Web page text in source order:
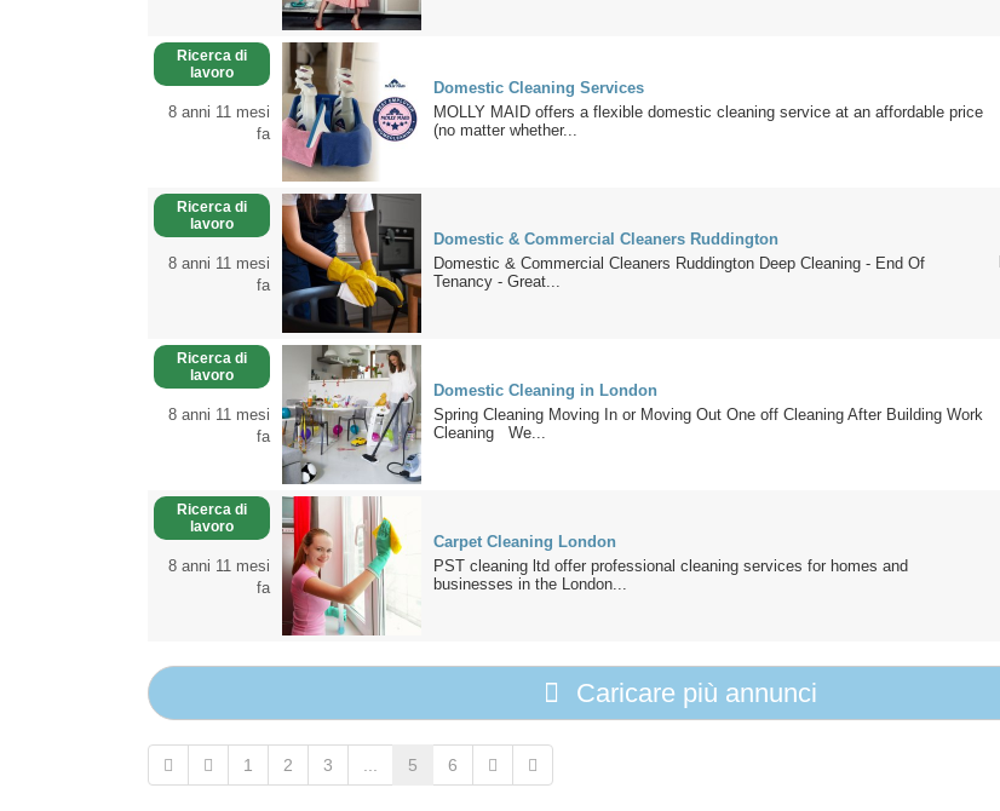
Ricerca di
lavoro
8 anni 11 mesi
fa
Domestic Cleaning Services
MOLLY MAID offers a flexible domestic cleaning service at an affordable price
(no matter whether...
Ricerca di
lavoro
8 anni 11 mesi
fa
Domestic & Commercial Cleaners Ruddington
Domestic & Commercial Cleaners Ruddington Deep Cleaning - End Of
Tenancy - Great...
Ricerca di
lavoro
8 anni 11 mesi
fa
Domestic Cleaning in London
Spring Cleaning Moving In or Moving Out One off Cleaning After Building Work
Cleaning We...
Ricerca di
lavoro
8 anni 11 mesi
fa
Carpet Cleaning London
PST cleaning ltd offer professional cleaning services for homes and
businesses in the London...
Caricare più annunci
1 2 3 5 6